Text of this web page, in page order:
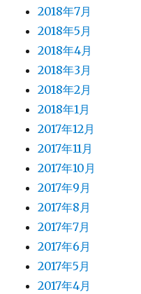
2018年7月
2018年5月
2018年4月
2018年3月
2018年2月
2018年1月
2017年12月
2017年11月
2017年10月
2017年9月
2017年8月
2017年7月
2017年6月
2017年5月
2017年4月